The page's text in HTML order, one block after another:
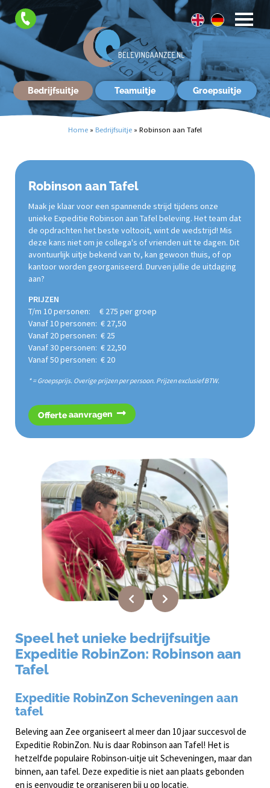
Bedrijfsuitje Teamuitje Groepsuitje
Contact
Home » Bedrijfsuitje » Robinson aan Tafel
Robinson aan Tafel
Maak je klaar voor een spannende strijd tijdens onze
unieke Expeditie Robinson aan Tafel beleving. Het team dat
de opdrachten het beste voltooit, wint de wedstrijd! Mis
deze kans niet om je collega's of vrienden uit te dagen. Dit
avontuurlijk uitje bekend van tv, kan gewoon thuis, of op
kantoor worden georganiseerd. Durven jullie de uitdaging
aan?
PRIJZEN
T/m 10 personen: € 275 per groep
Vanaf 10 personen: € 27,50
Vanaf 20 personen: € 25
Vanaf 30 personen: € 22,50
Vanaf 50 personen: € 20
* = Groepsprijs. Overige prijzen per persoon. Prijzen exclusief BTW.
Offerte aanvragen
Speel het unieke bedrijfsuitje
Expeditie RobinZon: Robinson aan
Tafel
Expeditie RobinZon Scheveningen aan
tafel
Beleving aan Zee organiseert al meer dan 10 jaar succesvol de
Expeditie RobinZon. Nu is daar Robinson aan Tafel! Het is
hetzelfde populaire Robinson-uitje uit Scheveningen, maar dan
binnen, aan tafel. Deze expeditie is niet aan plaats gebonden
en is eenvoudig te organiseren bij u op locatie.